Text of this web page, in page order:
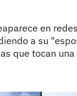
en
a su
que tocan